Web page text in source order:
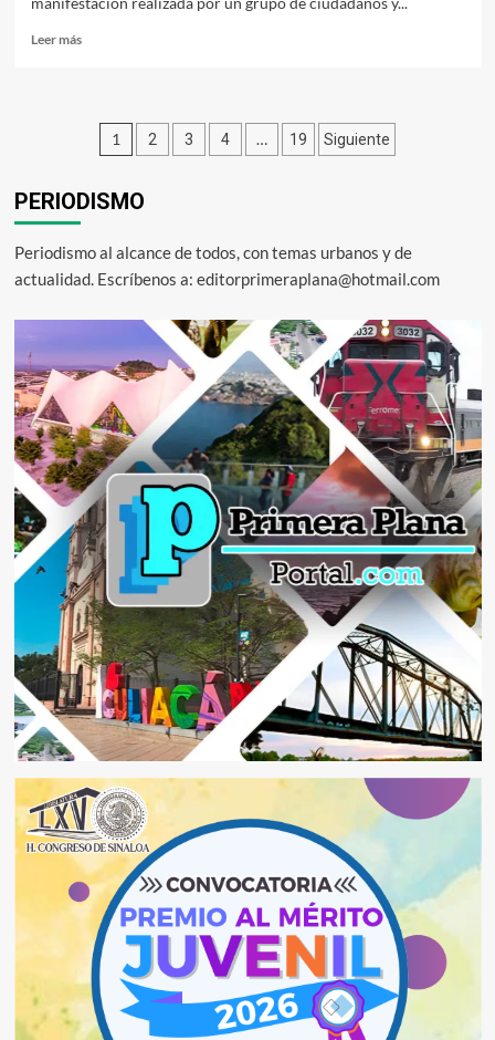
Leer másLeer
Sinaloa
abierto
al
diálogo
manifestantes
Paginación
entradas
1 2 3 4 … 19 Siguiente
PERIODISMO
Periodismo al alcance de todos, con temas urbanos y de
actualidad. Escríbenos a: editorprimeraplana@hotmail.com